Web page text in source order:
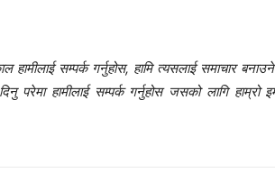
सम्पर्क गर्नुहोस, हामि त्यसलाई समाचार
परेमा हामीलाई सम्पर्क गर्नुहोस जसको लागि हाम्रो